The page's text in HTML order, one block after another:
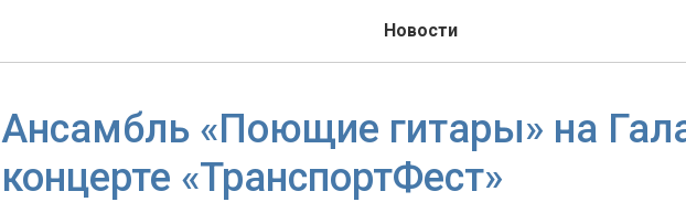
Новости
Ансамбль «Поющие гитары» на
концерте «ТранспортФест»